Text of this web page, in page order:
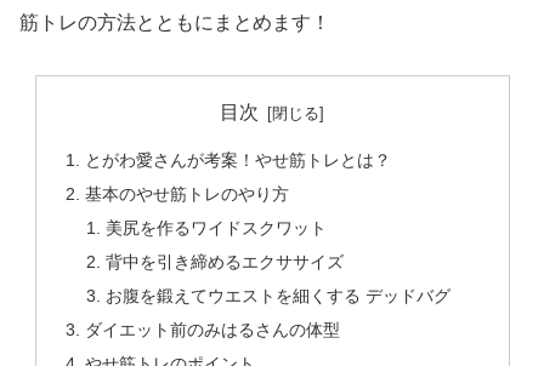
筋トレの方法とともにまとめます！
目次
とがわ愛さんが考案！やせ筋トレとは？
基本のやせ筋トレのやり方
美尻を作るワイドスクワット
背中を引き締めるエクササイズ
お腹を鍛えてウエストを細くする デッドバグ
ダイエット前のみはるさんの体型